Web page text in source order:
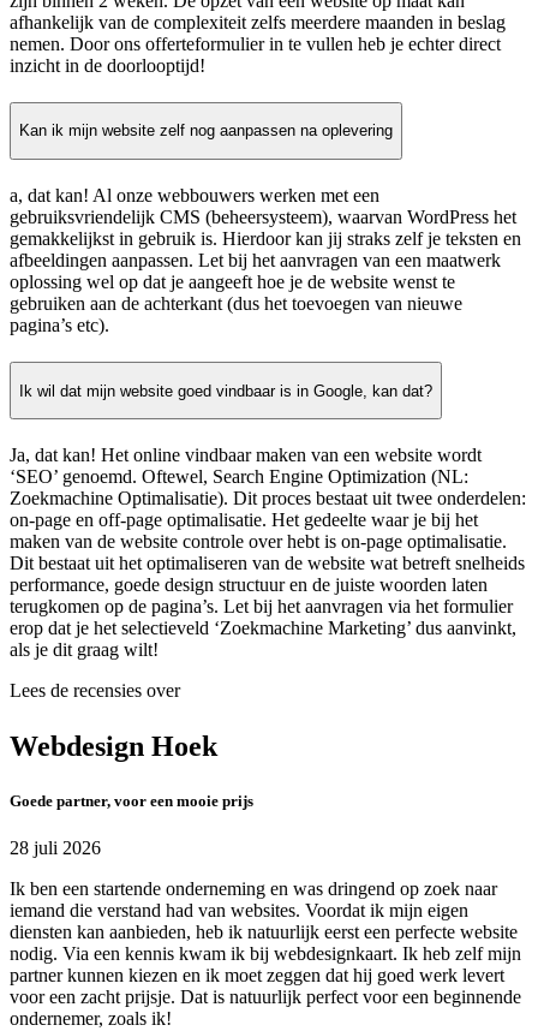
afhankelijk van de complexiteit zelfs meerdere maanden in beslag
nemen. Door ons offerteformulier in te vullen heb je echter direct
inzicht in de doorlooptijd!
Kan ik mijn website zelf nog aanpassen na oplevering
a, dat kan! Al onze webbouwers werken met een
gebruiksvriendelijk CMS (beheersysteem), waarvan WordPress het
gemakkelijkst in gebruik is. Hierdoor kan jij straks zelf je teksten en
afbeeldingen aanpassen. Let bij het aanvragen van een maatwerk
oplossing wel op dat je aangeeft hoe je de website wenst te
gebruiken aan de achterkant (dus het toevoegen van nieuwe
pagina’s etc).
Ik wil dat mijn website goed vindbaar is in Google, kan dat?
Ja, dat kan! Het online vindbaar maken van een website wordt
‘SEO’ genoemd. Oftewel, Search Engine Optimization (NL:
Zoekmachine Optimalisatie). Dit proces bestaat uit twee onderdelen:
on-page en off-page optimalisatie. Het gedeelte waar je bij het
maken van de website controle over hebt is on-page optimalisatie.
Dit bestaat uit het optimaliseren van de website wat betreft snelheids
performance, goede design structuur en de juiste woorden laten
terugkomen op de pagina’s. Let bij het aanvragen via het formulier
erop dat je het selectieveld ‘Zoekmachine Marketing’ dus aanvinkt,
als je dit graag wilt!
Lees de recensies over
Webdesign Hoek
Goede partner, voor een mooie prijs
28 juli 2026
Ik ben een startende onderneming en was dringend op zoek naar
iemand die verstand had van websites. Voordat ik mijn eigen
diensten kan aanbieden, heb ik natuurlijk eerst een perfecte website
nodig. Via een kennis kwam ik bij webdesignkaart. Ik heb zelf mijn
partner kunnen kiezen en ik moet zeggen dat hij goed werk levert
voor een zacht prijsje. Dat is natuurlijk perfect voor een beginnende
ondernemer, zoals ik!